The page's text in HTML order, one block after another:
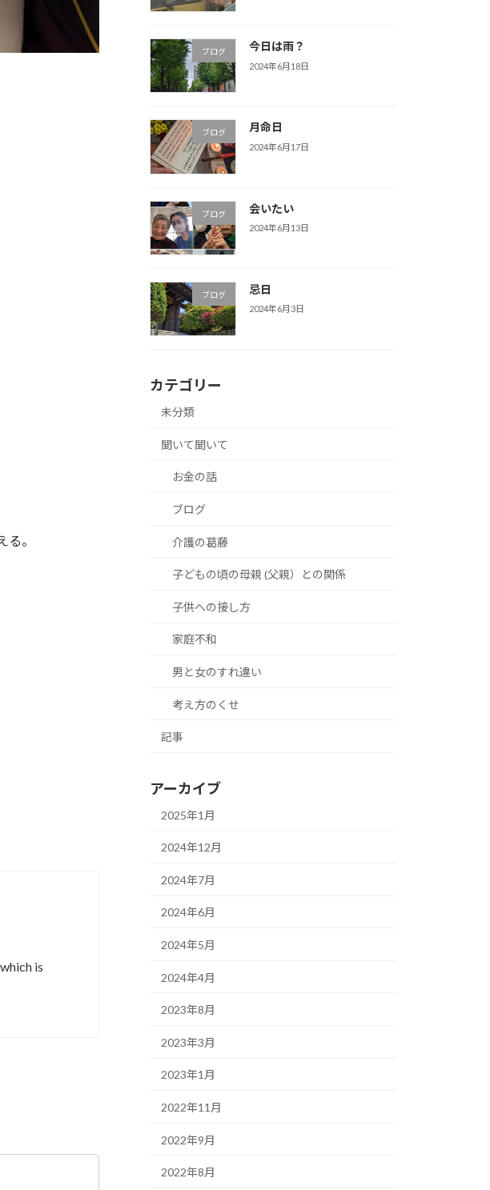
。
is
ブログ 今日は雨？
2024年6月18日
ブログ 月命日
2024年6月17日
ブログ 会いたい
2024年6月13日
ブログ 忌日
2024年6月3日
カテゴリー
未分類
聞いて聞いて
お金の話
ブログ
介護の葛藤
子どもの頃の母親 (父親）との関係
子供への接し方
家庭不和
男と女のすれ違い
考え方のくせ
記事
アーカイブ
2025年1月
2024年12月
2024年7月
2024年6月
2024年5月
2024年4月
2023年8月
2023年3月
2023年1月
2022年11月
2022年9月
2022年8月